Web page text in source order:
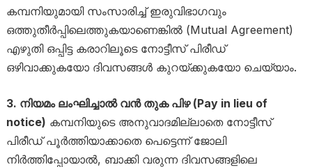
കമ്പനിയുമായി സംസാരിച്ച് ഇരുവിഭാഗവും
ഒത്തുതീർപ്പിലെത്തുകയാണെങ്കിൽ (Mutual Agreement)
എഴുതി ഒപ്പിട്ട കരാറിലൂടെ നോട്ടീസ് പിരീഡ്
ഒഴിവാക്കുകയോ ദിവസങ്ങൾ കുറയ്ക്കുകയോ ചെയ്യാം.
3. നിയമം ലംഘിച്ചാൽ വൻ തുക പിഴ (Pay in lieu of
notice) കമ്പനിയുടെ അനുവാദമില്ലാതെ നോട്ടീസ്
പിരീഡ് പൂർത്തിയാക്കാതെ പെട്ടെന്ന് ജോലി
നിർത്തിപ്പോയാൽ, ബാക്കി വരുന്ന ദിവസങ്ങളിലെ